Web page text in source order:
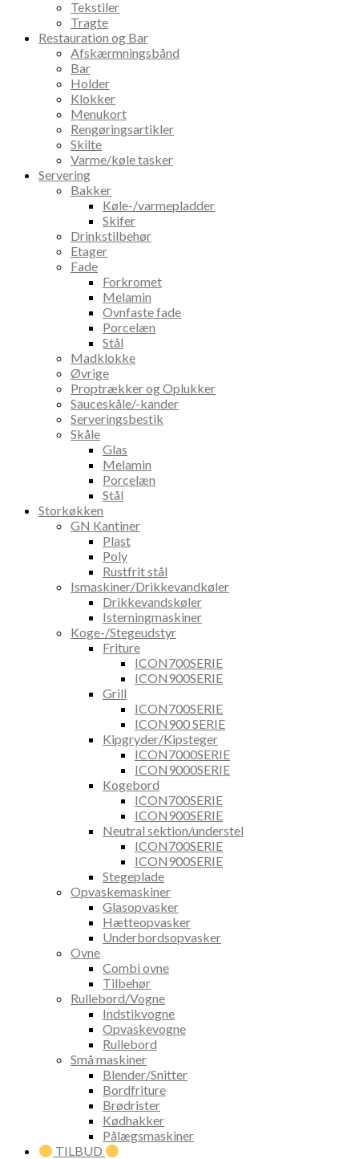
Tekstiler
Tragte
Restauration og Bar
Afskærmningsbånd
Bar
Holder
Klokker
Menukort
Rengøringsartikler
Skilte
Varme/køle tasker
Servering
Bakker
Køle-/varmepladder
Skifer
Drinkstilbehør
Etager
Fade
Forkromet
Melamin
Ovnfaste fade
Porcelæn
Stål
Madklokke
Øvrige
Proptrækker og Oplukker
Sauceskåle/-kander
Serveringsbestik
Skåle
Glas
Melamin
Porcelæn
Stål
Storkøkken
GN Kantiner
Plast
Poly
Rustfrit stål
Ismaskiner/Drikkevandkøler
Drikkevandskøler
Isterningmaskiner
Koge-/Stegeudstyr
Friture
ICON700SERIE
ICON900SERIE
Grill
ICON700SERIE
ICON900 SERIE
Kipgryder/Kipsteger
ICON7000SERIE
ICON9000SERIE
Kogebord
ICON700SERIE
ICON900SERIE
Neutral sektion/understel
ICON700SERIE
ICON900SERIE
Stegeplade
Opvaskemaskiner
Glasopvasker
Hætteopvasker
Underbordsopvasker
Ovne
Combi ovne
Tilbehør
Rullebord/Vogne
Indstikvogne
Opvaskevogne
Rullebord
Små maskiner
Blender/Snitter
Bordfriture
Brødrister
Kødhakker
Pålægsmaskiner
TILBUD